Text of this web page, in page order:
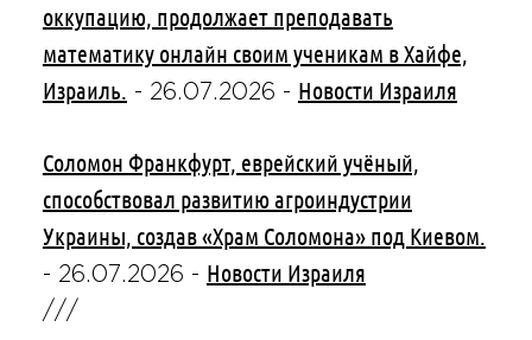
оккупацию, продолжает преподавать
математику онлайн своим ученикам в Хайфе,
Израиль. - 26.07.2026 - Новости Израиля
Соломон Франкфурт, еврейский учёный,
способствовал развитию агроиндустрии
Украины, создав «Храм Соломона» под Киевом.
- 26.07.2026 - Новости Израиля
///